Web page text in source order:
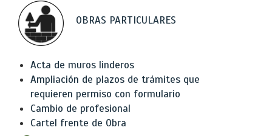
OBRAS PARTICULARES
Acta de muros linderos
Ampliación de plazos de trámites que
requieren permiso con formulario
Cambio de profesional
Cartel frente de Obra